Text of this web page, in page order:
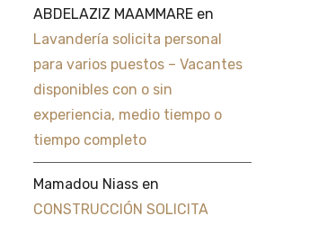
ABDELAZIZ MAAMMAREen
Lavandería solicita personal
para varios puestos – Vacantes
disponibles con o sin
experiencia, medio tiempo o
tiempo completo
Mamadou Niassen
CONSTRUCCIÓN SOLICITA